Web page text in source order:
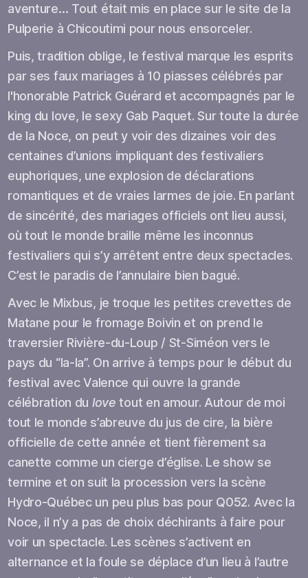
aventure… Tout était mis en place sur le site de la
Pulperie à Chicoutimi pour nous ensorceler.
Puis, tradition oblige, le festival marque les esprits
par ses faux mariages à 10 piasses célébrés par
l'honorable Patrick Guérard et accompagnés par le
king du love, le sexy Gab Paquet. Sur toute la durée
de la Noce, on peut y voir des dizaines voir des
centaines d’unions impliquant des festivaliers
euphoriques, une explosion de déclarations
romantiques et de vraies larmes de joie. En parlant
de sincérité, des mariages officiels ont lieu aussi,
où tout le monde braille même les inconnus
festivaliers qui s’y arrêtent entre deux spectacles.
C’est le paradis de l’annulaire bien bagué.
Avec le Mixbus, je troque les petites crevettes de
Matane pour le fromage Boivin et on prend le
traversier Rivière-du-Loup / St-Siméon vers le
pays du “la-la”. On arrive à temps pour le début du
festival avec Valence qui ouvre la grande
célébration du love tout en amour. Autour de moi
tout le monde s’abreuve du jus de cire, la bière
officielle de cette année et tient fièrement sa
canette comme un cierge d’église. Le show se
termine et on suit la procession vers la scène
Hydro-Québec un peu plus bas pour Q052. Avec la
Noce, il n’y a pas de choix déchirants à faire pour
voir un spectacle. Les scènes s’activent en
alternance et la foule se déplace d’un lieu à l’autre